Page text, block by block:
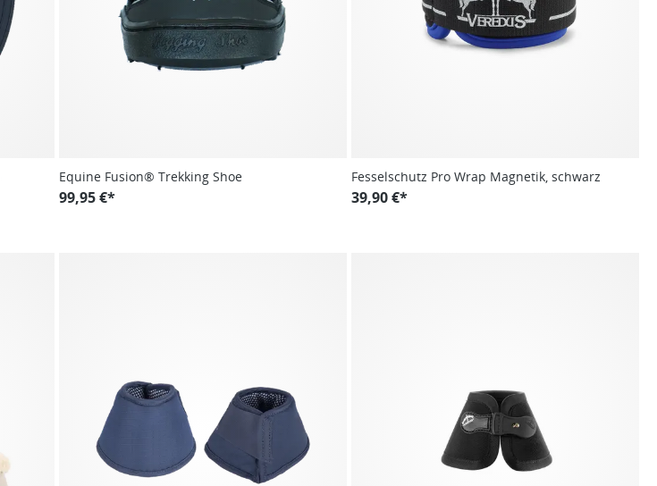
Equine Fusion® Trekking Shoe
99,95 €*
Fesselschutz Pro Wrap Magnetik, schwarz
39,90 €*